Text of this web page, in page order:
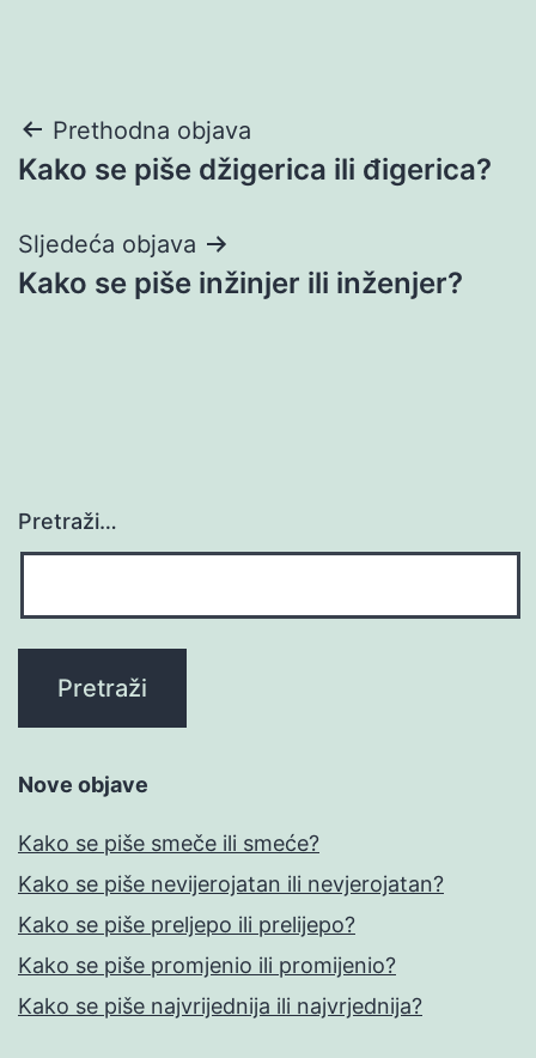
Navigacija
objava
Prethodna objava
Kako se piše džigerica ili đigerica?
Sljedeća objava
Kako se piše inžinjer ili inženjer?
Pretraži…
Nove objave
Kako se piše smeče ili smeće?
Kako se piše nevijerojatan ili nevjerojatan?
Kako se piše preljepo ili prelijepo?
Kako se piše promjenio ili promijenio?
Kako se piše najvrijednija ili najvrjednija?